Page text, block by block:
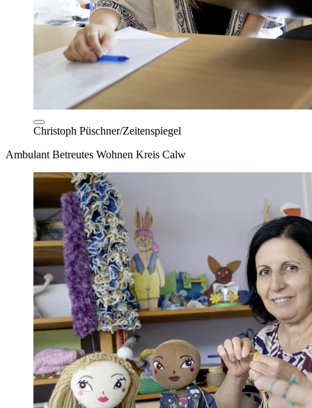
Christoph Püschner/Zeitenspiegel
Ambulant Betreutes Wohnen Kreis Calw